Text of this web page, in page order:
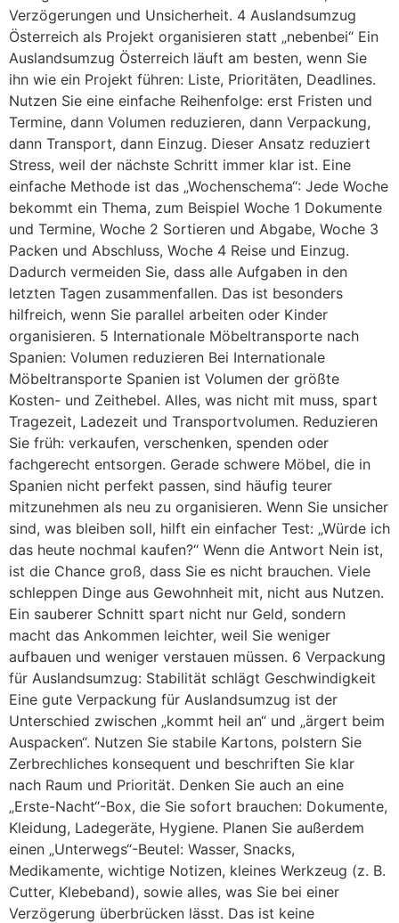
Verzögerungen und Unsicherheit. 4 Auslandsumzug
Österreich als Projekt organisieren statt „nebenbei“ Ein
Auslandsumzug Österreich läuft am besten, wenn Sie
ihn wie ein Projekt führen: Liste, Prioritäten, Deadlines.
Nutzen Sie eine einfache Reihenfolge: erst Fristen und
Termine, dann Volumen reduzieren, dann Verpackung,
dann Transport, dann Einzug. Dieser Ansatz reduziert
Stress, weil der nächste Schritt immer klar ist. Eine
einfache Methode ist das „Wochenschema“: Jede Woche
bekommt ein Thema, zum Beispiel Woche 1 Dokumente
und Termine, Woche 2 Sortieren und Abgabe, Woche 3
Packen und Abschluss, Woche 4 Reise und Einzug.
Dadurch vermeiden Sie, dass alle Aufgaben in den
letzten Tagen zusammenfallen. Das ist besonders
hilfreich, wenn Sie parallel arbeiten oder Kinder
organisieren. 5 Internationale Möbeltransporte nach
Spanien: Volumen reduzieren Bei Internationale
Möbeltransporte Spanien ist Volumen der größte
Kosten- und Zeithebel. Alles, was nicht mit muss, spart
Tragezeit, Ladezeit und Transportvolumen. Reduzieren
Sie früh: verkaufen, verschenken, spenden oder
fachgerecht entsorgen. Gerade schwere Möbel, die in
Spanien nicht perfekt passen, sind häufig teurer
mitzunehmen als neu zu organisieren. Wenn Sie unsicher
sind, was bleiben soll, hilft ein einfacher Test: „Würde ich
das heute nochmal kaufen?“ Wenn die Antwort Nein ist,
ist die Chance groß, dass Sie es nicht brauchen. Viele
schleppen Dinge aus Gewohnheit mit, nicht aus Nutzen.
Ein sauberer Schnitt spart nicht nur Geld, sondern
macht das Ankommen leichter, weil Sie weniger
aufbauen und weniger verstauen müssen. 6 Verpackung
für Auslandsumzug: Stabilität schlägt Geschwindigkeit
Eine gute Verpackung für Auslandsumzug ist der
Unterschied zwischen „kommt heil an“ und „ärgert beim
Auspacken“. Nutzen Sie stabile Kartons, polstern Sie
Zerbrechliches konsequent und beschriften Sie klar
nach Raum und Priorität. Denken Sie auch an eine
„Erste-Nacht“-Box, die Sie sofort brauchen: Dokumente,
Kleidung, Ladegeräte, Hygiene. Planen Sie außerdem
einen „Unterwegs“-Beutel: Wasser, Snacks,
Medikamente, wichtige Notizen, kleines Werkzeug (z. B.
Cutter, Klebeband), sowie alles, was Sie bei einer
Verzögerung überbrücken lässt. Das ist keine